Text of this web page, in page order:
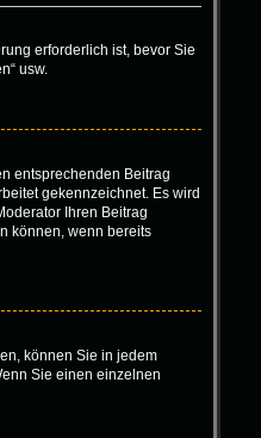
erforderlich ist, bevor Sie
usw.
entsprechenden Beitrag
gekennzeichnet. Es wird
Ihren Beitrag
können, wenn bereits
können Sie in jedem
Sie einen einzelnen